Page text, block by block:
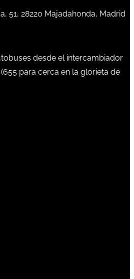
51, 28220 Majadahonda, Madrid
desde el intercambiador
655 para cerca en la glorieta de